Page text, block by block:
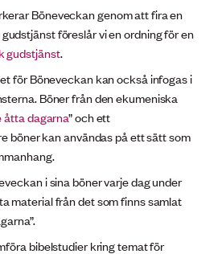
Böneveckan genom att fira en
föreslår vi en ordning för en
gudstjänst.
för Böneveckan kan också infogas i
Böner från den ekumeniska
åtta dagarna” och ett
böner kan användas på ett sätt som
i sina böner varje dag under
material från det som finns samlat
bibelstudier kring temat för